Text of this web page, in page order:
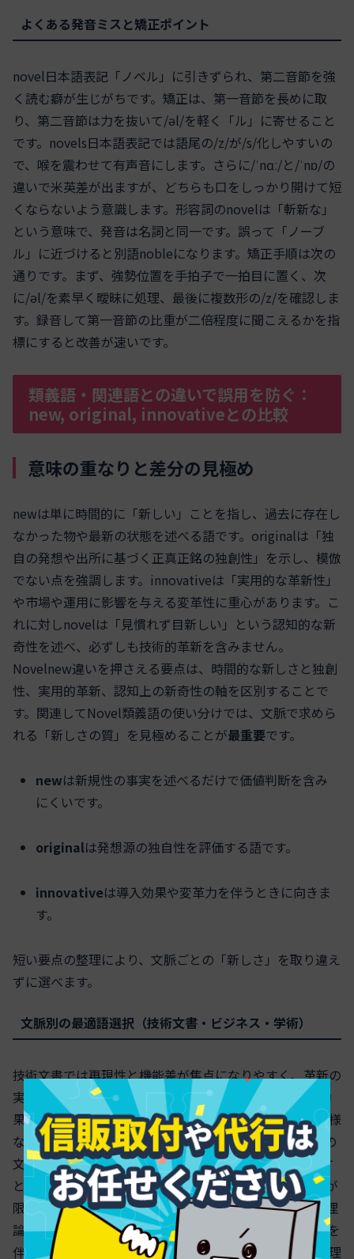
よくある発音ミスと矯正ポイント
novel日本語表記「ノベル」に引きずられ、第二音節を強
く読む癖が生じがちです。矯正は、第一音節を長めに取
り、第二音節は力を抜いて/əl/を軽く「ル」に寄せること
です。novels日本語表記では語尾の/z/が/s/化しやすいの
で、喉を震わせて有声音にします。さらに/ˈnɑː/と/ˈnɒ/の
違いで米英差が出ますが、どちらも口をしっかり開けて短
くならないよう意識します。形容詞のnovelは「斬新な」
という意味で、発音は名詞と同一です。誤って「ノーブ
ル」に近づけると別語nobleになります。矯正手順は次の
通りです。まず、強勢位置を手拍子で一拍目に置く、次
に/əl/を素早く曖昧に処理、最後に複数形の/z/を確認しま
す。録音して第一音節の比重が二倍程度に聞こえるかを指
標にすると改善が速いです。
類義語・関連語との違いで誤用を防ぐ：
new, original, innovativeとの比較
意味の重なりと差分の見極め
newは単に時間的に「新しい」ことを指し、過去に存在し
なかった物や最新の状態を述べる語です。originalは「独
自の発想や出所に基づく正真正銘の独創性」を示し、模倣
でない点を強調します。innovativeは「実用的な革新性」
や市場や運用に影響を与える変革性に重心があります。こ
れに対しnovelは「見慣れず目新しい」という認知的な新
奇性を述べ、必ずしも技術的革新を含みません。
Novelnew違いを押さえる要点は、時間的な新しさと独創
性、実用的革新、認知上の新奇性の軸を区別することで
す。関連してNovel類義語の使い分けでは、文脈で求めら
れる「新しさの質」を見極めることが最重要です。
newは新規性の事実を述べるだけで価値判断を含み
にくいです。
originalは発想源の独自性を評価する語です。
innovativeは導入効果や変革力を伴うときに向きま
す。
短い要点の整理により、文脈ごとの「新しさ」を取り違え
ずに選べます。
文脈別の最適語選択（技術文書・ビジネス・学術）
技術文書では再現性と機能差が焦点になりやすく、革新の
実証がある場合はinnovative 、実装が初出であっても効
果未検証ならnewが無難です。認知的に珍しいだけの仕様
ならnovelが適切です。ビジネスでは顧客価値や収益性の
文脈でinnovativeを用い、ブランド発の独自提案を示す
ときはoriginalが合います。学術では先行研究との差分が
限定的で「新奇性の指摘」レベルならnovel、方法論や理
論の独自構築を主張するならoriginal
、社会実装の変化を
伴うときは
innovativeを選びます。Novel形容詞意味の理